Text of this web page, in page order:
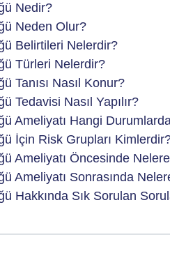
Nedir?
Neden Olur?
Belirtileri Nelerdir?
Türleri Nelerdir?
Tanısı Nasıl Konur?
Tedavisi Nasıl Yapılır?
Ameliyatı Hangi Durumlarda
İçin Risk Grupları
Ameliyatı Öncesinde
Ameliyatı Sonrasında
Hakkında Sık Sorulan